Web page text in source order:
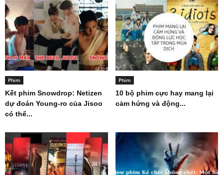
Phim
Kết phim Snowdrop: Netizen
dự đoán Young-ro của Jisoo
có thể...
Phim
10 bộ phim cực hay mang lại
cảm hứng và động...